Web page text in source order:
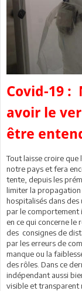
Covid-19
avoir le
être
Tout laisse croire que
notre pays et fera
tente, depuis les
limiter la propagation
hospitalisés dans
par le
en ce qui concerne
des consignes de
par les erreurs de
manque ou la
des rôles. Dans ce
indépendant aussi
visible et transparent